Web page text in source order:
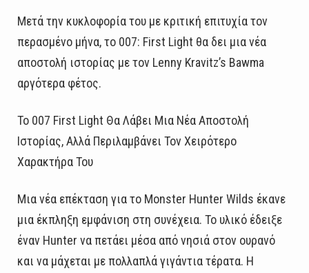
Μετά την κυκλοφορία του με κριτική επιτυχία τον
περασμένο μήνα, το 007: First Light θα δει μια νέα
αποστολή ιστορίας με τον Lenny Kravitz’s Bawma
αργότερα φέτος.
Το 007 First Light Θα Λάβει Μια Νέα Αποστολή
Ιστορίας, Αλλά Περιλαμβάνει Τον Χειρότερο
Χαρακτήρα Του
Μια νέα επέκταση για το Monster Hunter Wilds έκανε
μια έκπληξη εμφάνιση στη συνέχεια. Το υλικό έδειξε
έναν Hunter να πετάει μέσα από νησιά στον ουρανό
και να μάχεται με πολλαπλά γιγάντια τέρατα. Η